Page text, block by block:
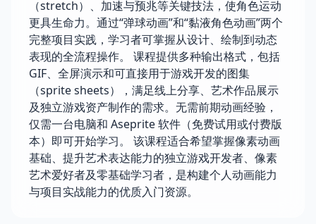
（stretch）、加速与预兆等关键技法，使角色运动
更具生命力。通过“弹球动画”和“黏液角色动画”两个
完整项目实践，学习者可掌握从设计、绘制到动态
表现的全流程操作。 课程提供多种输出格式，包括
GIF、全屏演示和可直接用于游戏开发的图集
（sprite sheets），满足线上分享、艺术作品展示
及独立游戏资产制作的需求。无需前期动画经验，
仅需一台电脑和 Aseprite 软件（免费试用或付费版
本）即可开始学习。 该课程适合希望掌握像素动画
基础、提升艺术表达能力的独立游戏开发者、像素
艺术爱好者及零基础学习者，是构建个人动画能力
与项目实战能力的优质入门资源。